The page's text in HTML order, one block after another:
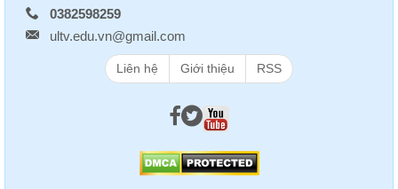
0382598259
ultv.edu.vn@gmail.com
Liên hệ Giới thiệu RSS